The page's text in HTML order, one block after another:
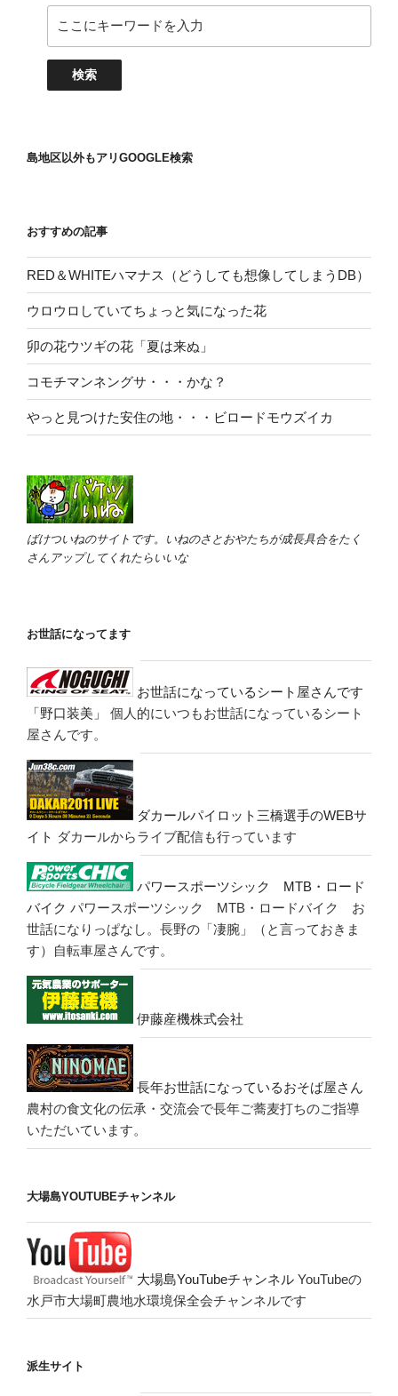
島地区以外もアリGOOGLE検索
おすすめの記事
RED＆WHITEハマナス（どうしても想像してしまうDB）
ウロウロしていてちょっと気になった花
卯の花ウツギの花「夏は来ぬ」
コモチマンネングサ・・・かな？
やっと見つけた安住の地・・・ビロードモウズイカ
ばけついねのサイトです。いねのさとおやたちが成長具合をたく
さんアップしてくれたらいいな
お世話になってます
お世話になっているシート屋さんです
「野口装美」
個人的にいつもお世話になっているシート
屋さんです。
ダカールパイロット三橋選手のWEBサ
イト ダカールからライブ配信も行っています
パワースポーツシック MTB・ロード
バイク パワースポーツシック MTB・ロードバイク お
世話になりっぱなし。長野の「凄腕」（と言っておきま
す）自転車屋さんです。
伊藤産機株式会社
長年お世話になっているおそば屋さん
農村の食文化の伝承・交流会で長年ご蕎麦打ちのご指導
いただいています。
大場島YOUTUBEチャンネル
大場島YouTubeチャンネル YouTubeの
水戸市大場町農地水環境保全会チャンネルです
派生サイト